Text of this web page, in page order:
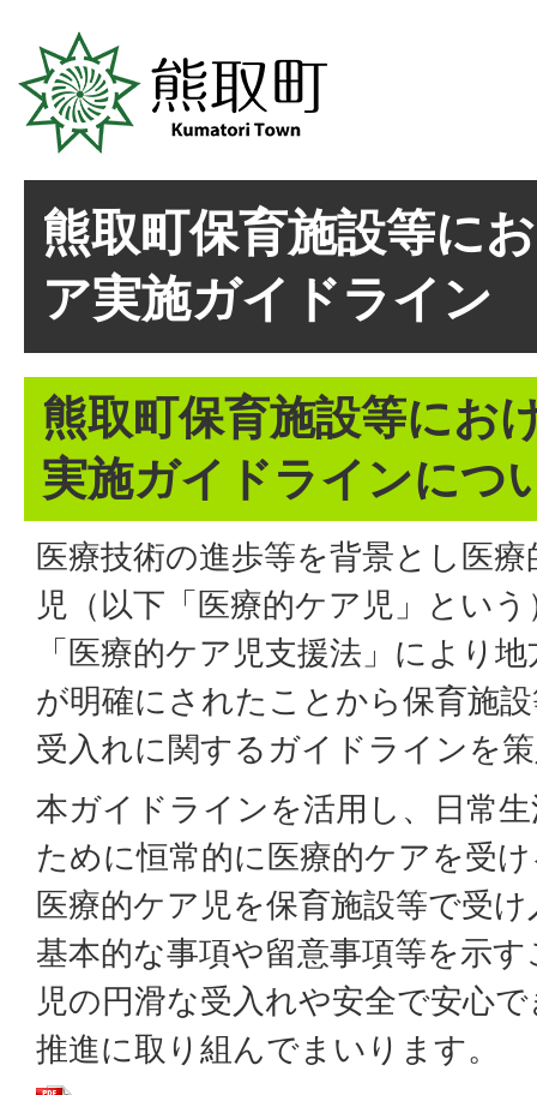
熊取町保育施設等に
ア実施ガイドライン
熊取町保育施設等にお
実施ガイドラインにつ
医療技術の進歩等を背景とし医
児（以下「医療的ケア児」とい
「医療的ケア児支援法」により
が明確にされたことから保育施
受入れに関するガイドラインを
本ガイドラインを活用し、日常
ために恒常的に医療的ケアを受
医療的ケア児を保育施設等で受
基本的な事項や留意事項等を示
児の円滑な受入れや安全で安心
推進に取り組んでまいります。